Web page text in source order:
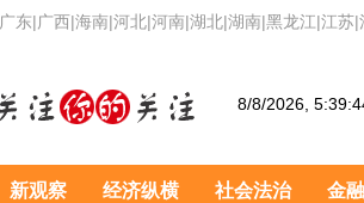
广东|广西|海南|河北|河南|湖北|湖南|黑龙江|江苏|
8/8/2026,
新观察 经济纵横 社会法治 金